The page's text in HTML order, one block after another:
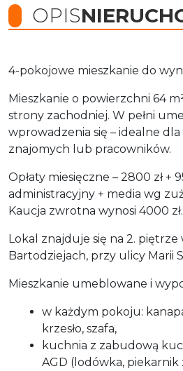
OPIS
4-pokojowe mieszkanie do
Mieszkanie o powierzchni 64
strony zachodniej. W pełni
wprowadzenia się – idealne
znajomych lub pracowników.
Opłaty miesięczne – 2800 zł +
administracyjny + media wg
Kaucja zwrotna wynosi 4000 zł.
Lokal znajduje się na 2.
Bartodziejach, przy ulicy Marii
Mieszkanie umeblowane i
w każdym pokoju:
krzesło, szafa,
kuchnia z zabudową
AGD (lodówka, piekarnik